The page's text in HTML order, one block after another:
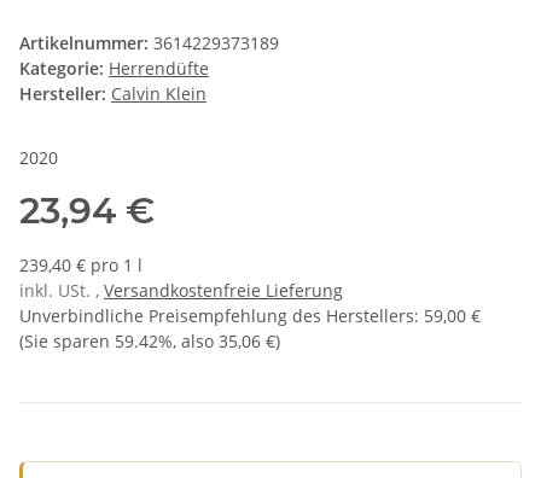
Artikelnummer: 3614229373189
Kategorie: Herrendüfte
Hersteller: Calvin Klein
2020
23,94 €
239,40 € pro 1 l
inkl. USt. , Versandkostenfreie Lieferung
Unverbindliche Preisempfehlung des Herstellers: 59,00 €
(Sie sparen 59.42%, also 35,06 €)